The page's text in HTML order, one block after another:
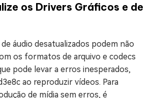
os Drivers Gráficos e de
áudio desatualizados podem não
os formatos de arquivo e codecs
pode levar a erros inesperados,
ao reproduzir vídeos. Para
de mídia sem erros, é